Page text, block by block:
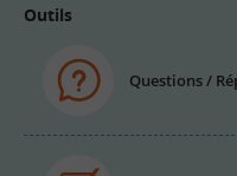
Outils
Questions /